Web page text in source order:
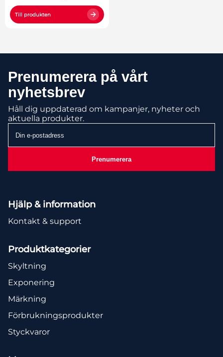
Till produkten
Prenumerera på vårt
nyhetsbrev
Håll dig uppdaterad om kampanjer, nyheter och
aktuella produkter.
postadress
Prenumerera
Hjälp & information
Kontakt & support
Produktkategorier
Skyltning
Exponering
Märkning
Förbrukningsprodukter
Styckvaror